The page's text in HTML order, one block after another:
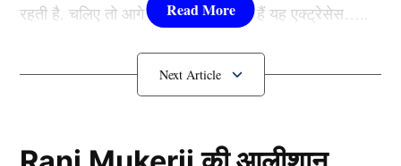
रहती है. चलिए तो आगे जानते हैं कौन-कौन हैं यह एक्ट्रेसेस…..
कौन हैंBollywood की यह हसीनाएं?
Padukone)